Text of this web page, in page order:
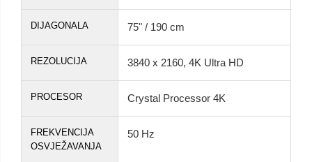
DIJAGONALA 75" / 190 cm
REZOLUCIJA 3840 x 2160, 4K Ultra HD
PROCESOR Crystal Processor 4K
FREKVENCIJA
OSVJEŽAVANJA
50 Hz